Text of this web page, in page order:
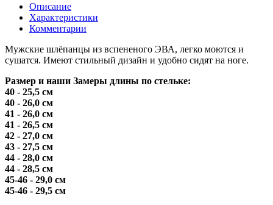
Описание
Характеристики
Комментарии
Мужские шлёпанцы из вспененого ЭВА, легко моются и
сушатся. Имеют стильный дизайн и удобно сидят на ноге.
Размер и наши Замеры длины по стельке:
40 - 25,5 см
40 - 26,0 см
41 - 26,0 см
41 - 26,5 см
42 - 27,0 см
43 - 27,5 см
44 - 28,0 см
44 - 28,5 см
45-46 - 29,0 см
45-46 - 29,5 см